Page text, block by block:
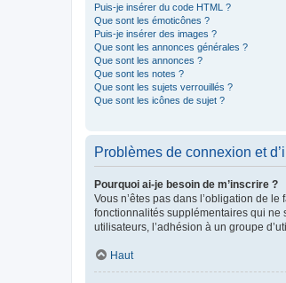
Puis-je insérer du code HTML ?
Que sont les émoticônes ?
Puis-je insérer des images ?
Que sont les annonces générales ?
Que sont les annonces ?
Que sont les notes ?
Que sont les sujets verrouillés ?
Que sont les icônes de sujet ?
Problèmes de connexion et
Pourquoi ai-je besoin de m’inscrire ?
Vous n’êtes pas dans l’obligation de
fonctionnalités supplémentaires qui ne
utilisateurs, l’adhésion à un groupe
Haut